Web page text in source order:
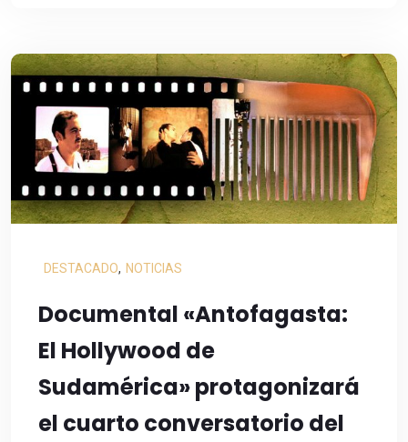
DESTACADO, NOTICIAS
Documental «Antofagasta:
El Hollywood de
Sudamérica» protagonizará
el cuarto conversatorio del